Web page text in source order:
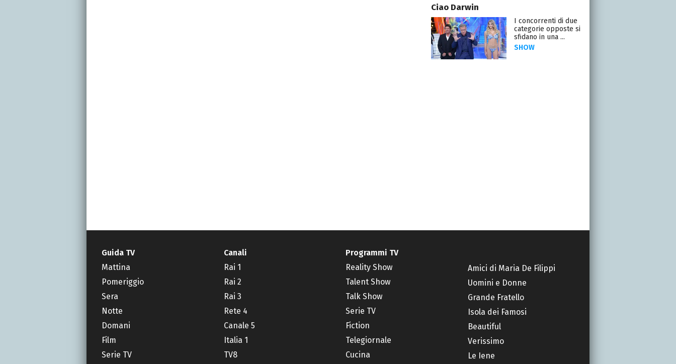
Ciao Darwin
I concorrenti di due
categorie opposte si
sfidano in una ...
SHOW
Guida TV
Mattina
Pomeriggio
Sera
Notte
Domani
Film
Serie TV
Canali
Rai 1
Rai 2
Rai 3
Rete 4
Canale 5
Italia 1
TV8
Programmi TV
Reality Show
Talent Show
Talk Show
Serie TV
Fiction
Telegiornale
Cucina
Amici di Maria De Filippi
Uomini e Donne
Grande Fratello
Isola dei Famosi
Beautiful
Verissimo
Le Iene